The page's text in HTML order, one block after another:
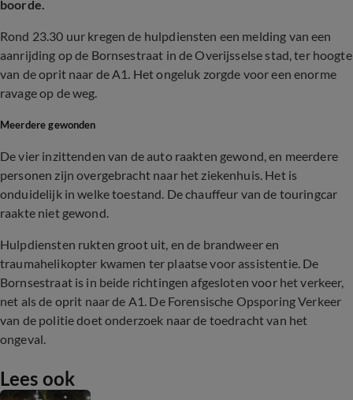
boorde.
Rond 23.30 uur kregen de hulpdiensten een melding van een
aanrijding op de Bornsestraat in de Overijsselse stad, ter hoogte
van de oprit naar de A1. Het ongeluk zorgde voor een enorme
ravage op de weg.
Meerdere gewonden
De vier inzittenden van de auto raakten gewond, en meerdere
personen zijn overgebracht naar het ziekenhuis. Het is
onduidelijk in welke toestand. De chauffeur van de touringcar
raakte niet gewond.
Hulpdiensten rukten groot uit, en de brandweer en
traumahelikopter kwamen ter plaatse voor assistentie. De
Bornsestraat is in beide richtingen afgesloten voor het verkeer,
net als de oprit naar de A1. De Forensische Opsporing Verkeer
van de politie doet onderzoek naar de toedracht van het
ongeval.
Lees ook